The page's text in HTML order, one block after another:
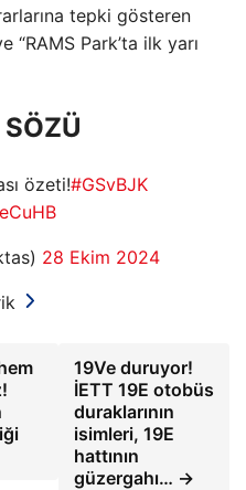
tepki gösteren
“RAMS Park’ta ilk yarı
SÖZÜ
özeti!#GSvBJK
28 Ekim 2024
19Ve duruyor!
İETT 19E otobüs
duraklarının
isimleri, 19E
hattının
güzergahı… →